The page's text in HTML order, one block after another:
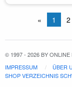
« 1 2
© 1997 - 2026 BY
IMPRESSUM
ÜBER
SHOP VERZEICHNIS